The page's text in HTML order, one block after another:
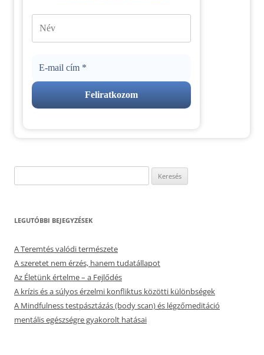
LEGUTÓBBI BEJEGYZÉSEK
A Teremtés valódi természete
A szeretet nem érzés, hanem tudatállapot
Az Életünk értelme – a Fejlődés
A krízis és a súlyos érzelmi konfliktus közötti különbségek
A Mindfulness testpásztázás (body scan) és légzőmeditáció
mentális egészségre gyakorolt hatásai